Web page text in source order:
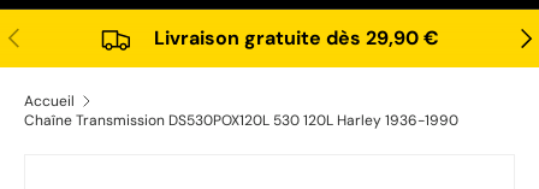
Précédent Livraison gratuite dès 29,90 €
Accueil
Chaîne Transmission DS530POX120L 530 120L Harley 1936-1990